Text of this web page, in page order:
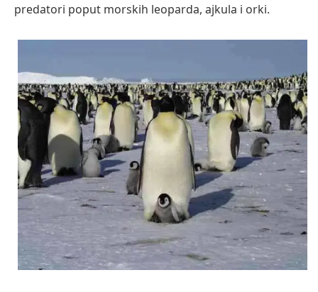
predatori poput morskih leoparda, ajkula i orki.